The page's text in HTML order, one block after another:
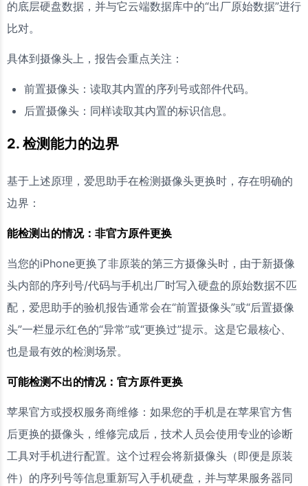
的底层硬盘数据，并与它云端数据库中的“出厂原始数据”进行
比对。
具体到摄像头上，报告会重点关注：
前置摄像头：读取其内置的序列号或部件代码。
后置摄像头：同样读取其内置的标识信息。
2. 检测能力的边界
基于上述原理，爱思助手在检测摄像头更换时，存在明确的
边界：
能检测出的情况：非官方原件更换
当您的iPhone更换了非原装的第三方摄像头时，由于新摄像
头内部的序列号/代码与手机出厂时写入硬盘的原始数据不匹
配，爱思助手的验机报告通常会在“前置摄像头”或“后置摄像
头”一栏显示红色的“异常”或“更换过”提示。这是它最核心、
也是最有效的检测场景。
可能检测不出的情况：官方原件更换
苹果官方或授权服务商维修：如果您的手机是在苹果官方售
后更换的摄像头，维修完成后，技术人员会使用专业的诊断
工具对手机进行配置。这个过程会将新摄像头（即便是原装
件）的序列号等信息重新写入手机硬盘，并与苹果服务器同